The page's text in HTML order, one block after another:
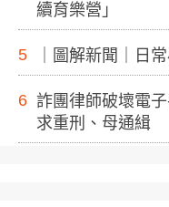
續育樂營」
5 ｜圖解新聞｜日
6 詐團律師破壞電
求重刑、母通緝